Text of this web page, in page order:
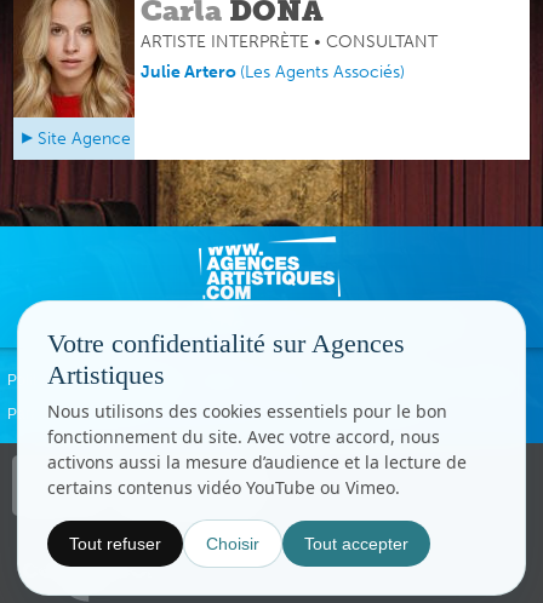
Carla DONA
ARTISTE INTERPRÈTE • CONSULTANT
Julie Artero (Les Agents Associés)
Site Agence
Politique de confidentialité
Paramètres cookies
Copyright © CC.Comunication
Tous droits réservés
Votre confidentialité sur Agences
Artistiques
Nous utilisons des cookies essentiels pour le bon
fonctionnement du site. Avec votre accord, nous
activons aussi la mesure d’audience et la lecture de
certains contenus vidéo YouTube ou Vimeo.
Tout refuser Choisir Tout accepter